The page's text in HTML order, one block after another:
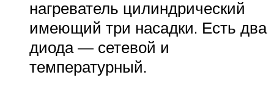
нагреватель цилиндрический
имеющий три насадки. Есть два
диода — сетевой и
температурный.